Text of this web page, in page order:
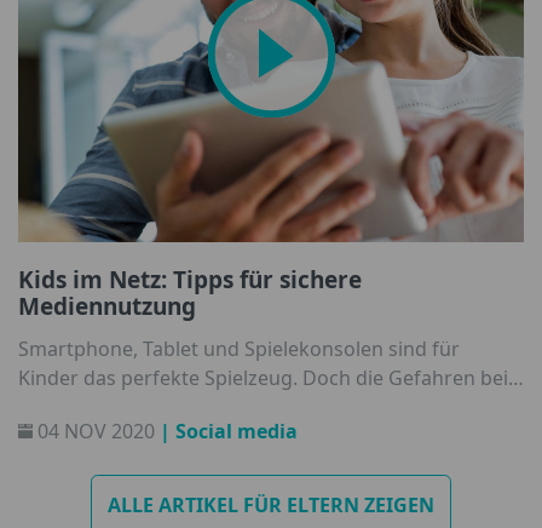
Kids im Netz: Tipps für sichere
Mediennutzung
Smartphone, Tablet und Spielekonsolen sind für
Kinder das perfekte Spielzeug. Doch die Gefahren bei
so bewusst.
04 NOV 2020 | Social media
ALLE ARTIKEL FÜR ELTERN ZEIGEN